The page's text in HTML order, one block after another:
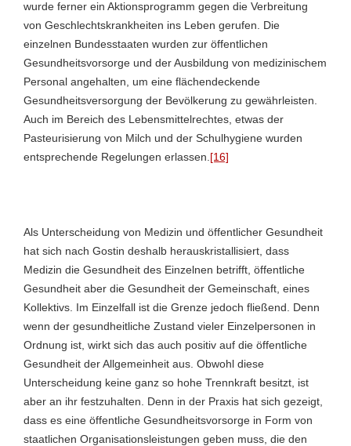
wurde ferner ein Aktionsprogramm gegen die Verbreitung
von Geschlechtskrankheiten ins Leben gerufen. Die
einzelnen Bundesstaaten wurden zur öffentlichen
Gesundheitsvorsorge und der Ausbildung von medizinischem
Personal angehalten, um eine flächendeckende
Gesundheitsversorgung der Bevölkerung zu gewährleisten.
Auch im Bereich des Lebensmittelrechtes, etwas der
Pasteurisierung von Milch und der Schulhygiene wurden
entsprechende Regelungen erlassen. [16]
Als Unterscheidung von Medizin und öffentlicher Gesundheit
hat sich nach Gostin deshalb herauskristallisiert, dass
Medizin die Gesundheit des Einzelnen betrifft, öffentliche
Gesundheit aber die Gesundheit der Gemeinschaft, eines
Kollektivs. Im Einzelfall ist die Grenze jedoch fließend. Denn
wenn der gesundheitliche Zustand vieler Einzelpersonen in
Ordnung ist, wirkt sich das auch positiv auf die öffentliche
Gesundheit der Allgemeinheit aus. Obwohl diese
Unterscheidung keine ganz so hohe Trennkraft besitzt, ist
aber an ihr festzuhalten. Denn in der Praxis hat sich gezeigt,
dass es eine öffentliche Gesundheitsvorsorge in Form von
staatlichen Organisationsleistungen geben muss, die den